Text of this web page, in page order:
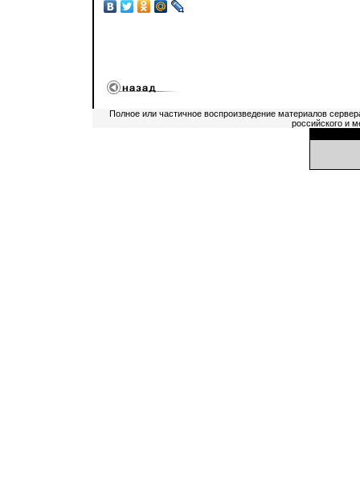
Полное или частичное воспроизведение материалов
российского и